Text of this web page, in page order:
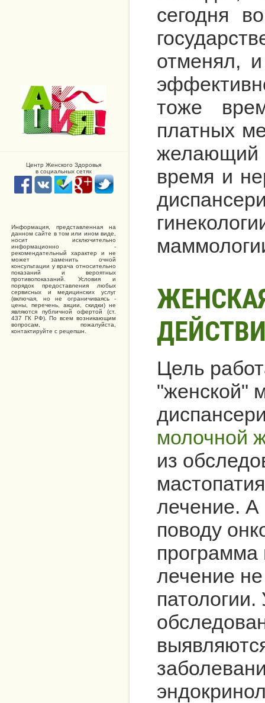
Центр Женского Здоровья
в социальных сетях
Информация, представленная на
данном сайте в том или ином виде,
носит исключительно
информационно -
рекомендательный характер и не
может заменить очной
консультации у врача относительно
показаний и вероятных
противопоказаний. Условия и
порядок предоставления любых
сервисных и медицинских услуг
(включая, но не ограничиваясь -
цены, перечень, акции, скидки) не
являются публичной офертой (ст.
437 ГК РФ). По всем возникающим
вопросам, пожалуйста,
контактируйте с рецепшн.
сегодня
отменял,
тоже
платных
желающий
время и
Цель
"женской"
молочной
из
лечение. А
поводу
программа
лечение